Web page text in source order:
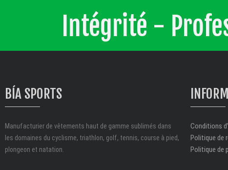
Intégrité -
BÍA SPORTS
Manufacturier de vêtements haut de gamme sublimés dans
les domaines du cyclisme, triathlon, golf, tennis, course à pied,
plongeon et natation.
Conditions
Politique de
Politique de